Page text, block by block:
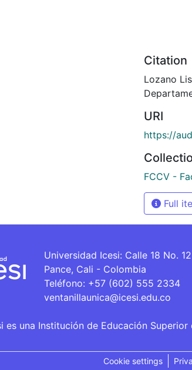
Citation
Lozano
URI
https://
FCCV -
Full
Universidad Icesi: Calle 18 No.
Pance, Cali - Colombia
Teléfono: +57 (602) 555 2334
ventanillaunica@icesi.edu.co
es una Institución de Educación
Cookie settings